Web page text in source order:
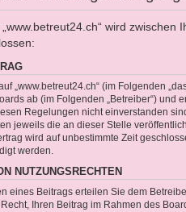
wird
„www.betreut24.ch“ (im Folgenden
ab (im Folgenden „Betreiber“)
Regelungen nicht einverstanden
jeweils die an dieser Stelle
wird auf unbestimmte Zeit
werden.
NUTZUNGSRECHTEN
eines Beitrags erteilen Sie dem
Ihren Beitrag im Rahmen des